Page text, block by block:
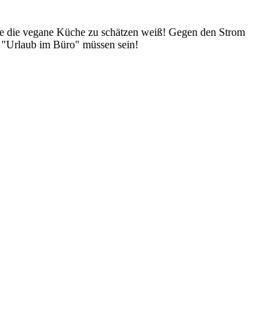
vegane Küche zu schätzen weiß! Gegen den Strom
im Büro" müssen sein!